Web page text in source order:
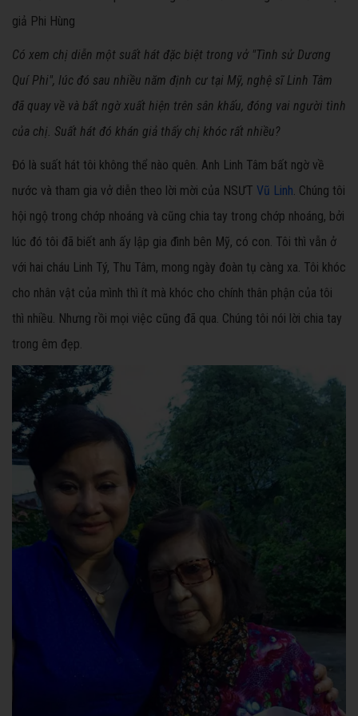
giả Phi Hùng
Có xem chị diễn một suất hát đặc biệt trong vở "Tình sử Dương
Quí Phi", lúc đó sau nhiều năm định cư tại Mỹ, nghệ sĩ Linh Tâm
đã quay về và bất ngờ xuất hiện trên sân khấu, đóng vai người tình
của chị. Suất hát đó khán giả thấy chị khóc rất nhiều?
Đó là suất hát tôi không thể nào quên. Anh Linh Tâm bất ngờ về
nước và tham gia vở diễn theo lời mời của NSƯT Vũ Linh. Chúng tôi
hội ngộ trong chớp nhoáng và cũng chia tay trong chớp nhoáng, bởi
lúc đó tôi đã biết anh ấy lập gia đình bên Mỹ, có con. Tôi thì vẫn ở
với hai cháu Linh Tý, Thu Tâm, mong ngày đoàn tụ càng xa. Tôi khóc
cho nhân vật của mình thì ít mà khóc cho chính thân phận của tôi
thì nhiều. Nhưng rồi mọi việc cũng đã qua. Chúng tôi nói lời chia tay
trong êm đẹp.